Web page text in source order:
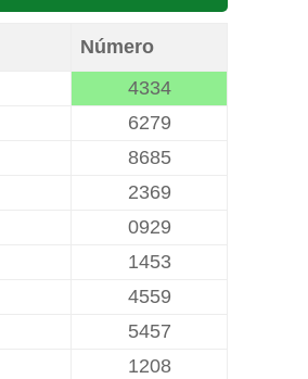
Número
4334
6279
8685
2369
0929
1453
4559
5457
1208